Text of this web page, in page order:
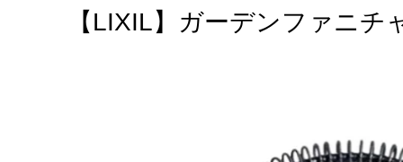
【LIXIL】ガーデンファニ